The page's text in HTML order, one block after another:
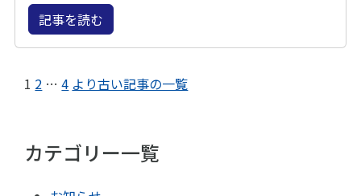
記事を読む
1 2 … 4 より古い記事の一覧
カテゴリー一覧